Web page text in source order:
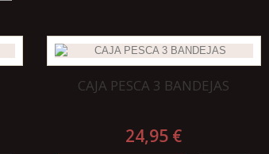
CAJA PESCA 3 BANDEJAS
24,95 €